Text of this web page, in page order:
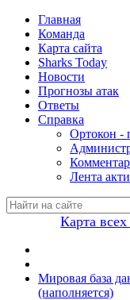
Главная
Команда
Карта сайта
Sharks Today
Новости
Прогнозы атак
Ответы
Справка
Ортокон -
Лента
Карта
Мировая база
(наполняется)